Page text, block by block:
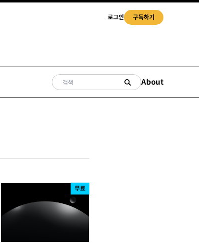
로그인 구독하기
About
무료